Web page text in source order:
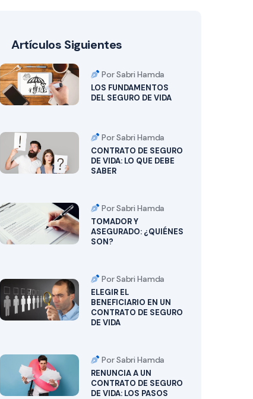
Artículos Siguientes
Por Sabri Hamda
LOS FUNDAMENTOS
DEL SEGURO DE VIDA
Por Sabri Hamda
CONTRATO DE SEGURO
DE VIDA: LO QUE DEBE
SABER
Por Sabri Hamda
TOMADOR Y
ASEGURADO: ¿QUIÉNES
SON?
Por Sabri Hamda
ELEGIR EL
BENEFICIARIO EN UN
CONTRATO DE SEGURO
DE VIDA
Por Sabri Hamda
RENUNCIA A UN
CONTRATO DE SEGURO
DE VIDA: LOS PASOS